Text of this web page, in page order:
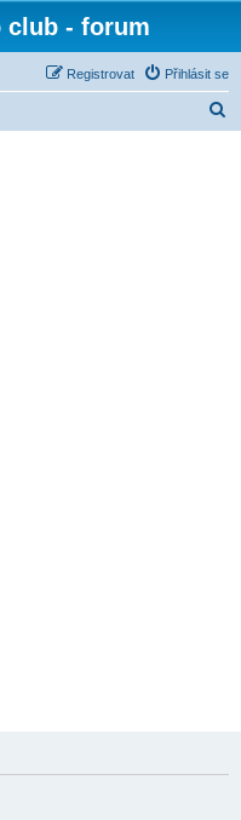
club - forum
Přihlásit se
Registrovat